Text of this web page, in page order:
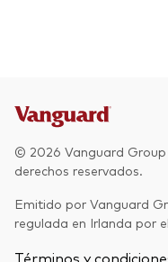
© 2026 Vanguard
derechos reservados.
Emitido por Vanguard
regulada en Irlanda por
Términos y